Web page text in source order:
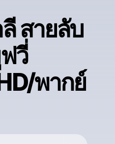
สายลับ
วี่
พากย์